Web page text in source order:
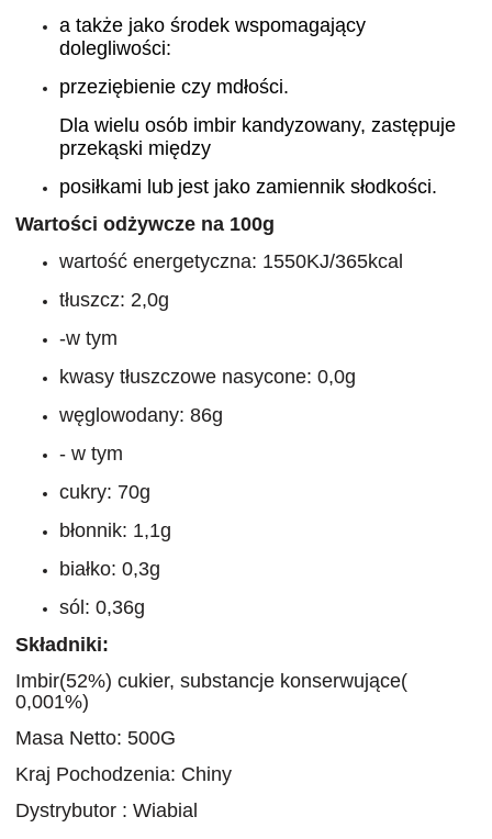
a także jako środek wspomagający
dolegliwości:
przeziębienie czy mdłości.
Dla wielu osób imbir kandyzowany, zastępuje
przekąski między
posiłkami lub jest jako zamiennik słodkości.
Wartości odżywcze na 100g
wartość energetyczna: 1550KJ/365kcal
tłuszcz: 2,0g
-w tym
kwasy tłuszczowe nasycone: 0,0g
węglowodany: 86g
- w tym
cukry: 70g
błonnik: 1,1g
białko: 0,3g
sól: 0,36g
Składniki:
Imbir(52%) cukier, substancje konserwujące(
0,001%)
Masa Netto: 500G
Kraj Pochodzenia: Chiny
Dystrybutor : Wiabial